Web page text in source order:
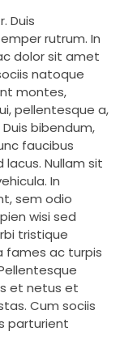
Duis
rutrum. In
dolor sit amet
natoque
montes,
pellentesque a,
bibendum,
faucibus
Nullam sit
In
sem odio
wisi sed
tristique
fames ac turpis
et netus et
Cum sociis
parturient